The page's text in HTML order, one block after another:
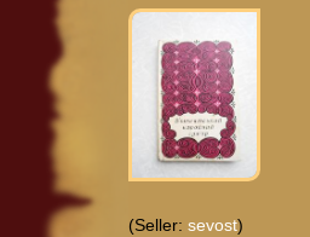
(Seller:sevost)